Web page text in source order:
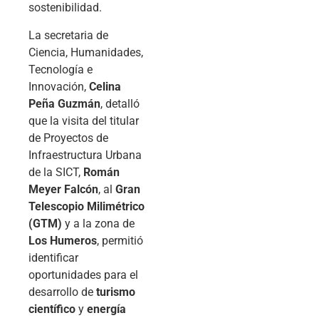
sostenibilidad.
La secretaria de
Ciencia, Humanidades,
Tecnología e
Innovación, Celina
Peña Guzmán, detalló
que la visita del titular
de Proyectos de
Infraestructura Urbana
de la SICT, Román
Meyer Falcón, al Gran
Telescopio Milimétrico
(GTM) y a la zona de
Los Humeros, permitió
identificar
oportunidades para el
desarrollo de turismo
científico y energía